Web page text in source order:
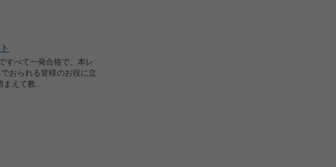
すべて一発合格で、本レ
おられる皆様のお役に立
まえて教...